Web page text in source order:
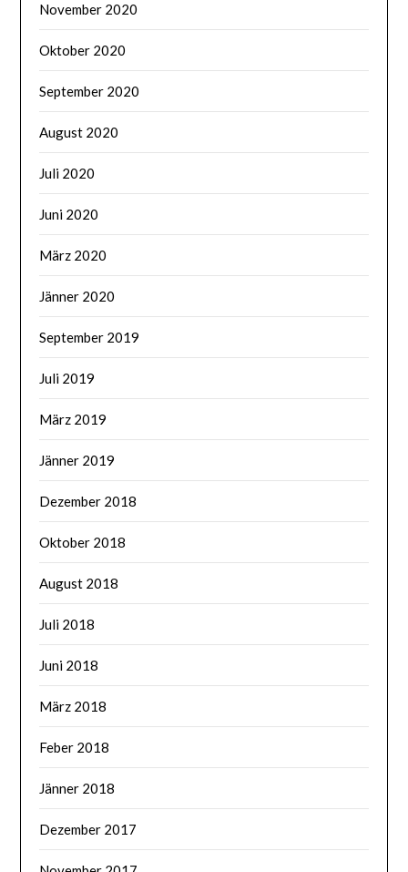
November 2020
Oktober 2020
September 2020
August 2020
Juli 2020
Juni 2020
März 2020
Jänner 2020
September 2019
Juli 2019
März 2019
Jänner 2019
Dezember 2018
Oktober 2018
August 2018
Juli 2018
Juni 2018
März 2018
Feber 2018
Jänner 2018
Dezember 2017